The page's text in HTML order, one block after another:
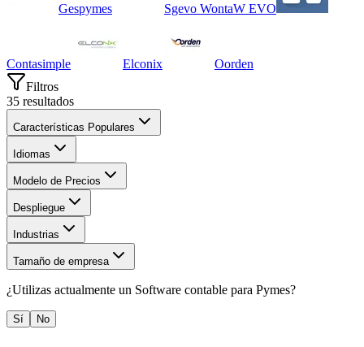
Gespymes Sgevo WontaW EVO
Contasimple Elconix
Oorden
Filtros
35 resultados
Características Populares
Idiomas
Modelo de Precios
Despliegue
Industrias
Tamaño de empresa
¿Utilizas actualmente un Software contable para Pymes?
Sí No